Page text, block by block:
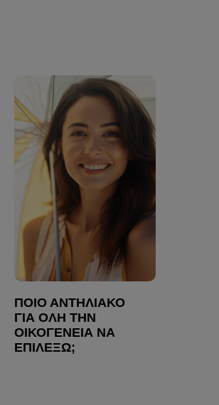
ΠΟΙΟ ΑΝΤΗΛΙΑΚΌ
ΓΙΑ ΌΛΗ ΤΗΝ
ΟΙΚΟΓΈΝΕΙΑ ΝΑ
ΕΠΙΛΈΞΩ;